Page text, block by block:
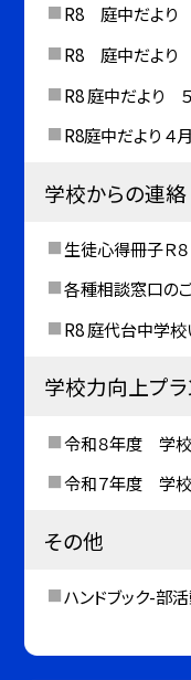
R8 庭中だより
R8 庭中だより
R8 庭中だより
R8庭中だより ４
学校からの連絡
生徒心得冊子Ｒ８
各種相談窓口の
R8 庭代台中学
学校力向上プラ
令和８年度 学校
令和７年度 学校
その他
ハンドブック-部